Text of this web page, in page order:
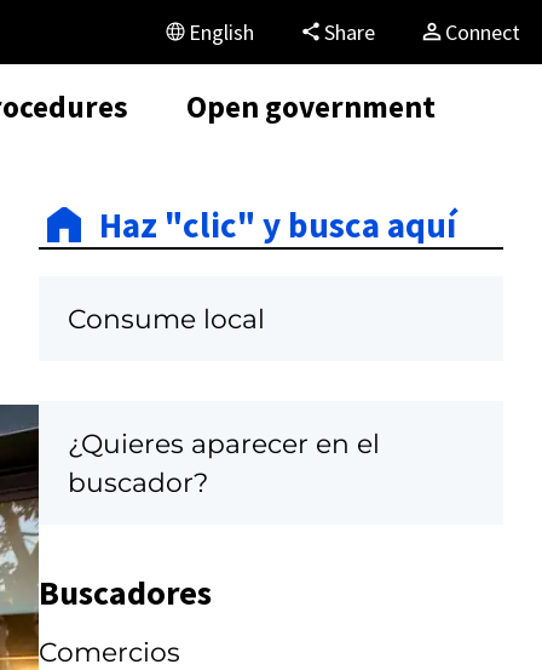
English Share Connect
Open government
C
a
r
r
Haz "clic" y busca aquí
Consume local
¿Quieres aparecer en el
buscador?
Buscadores
Comercios